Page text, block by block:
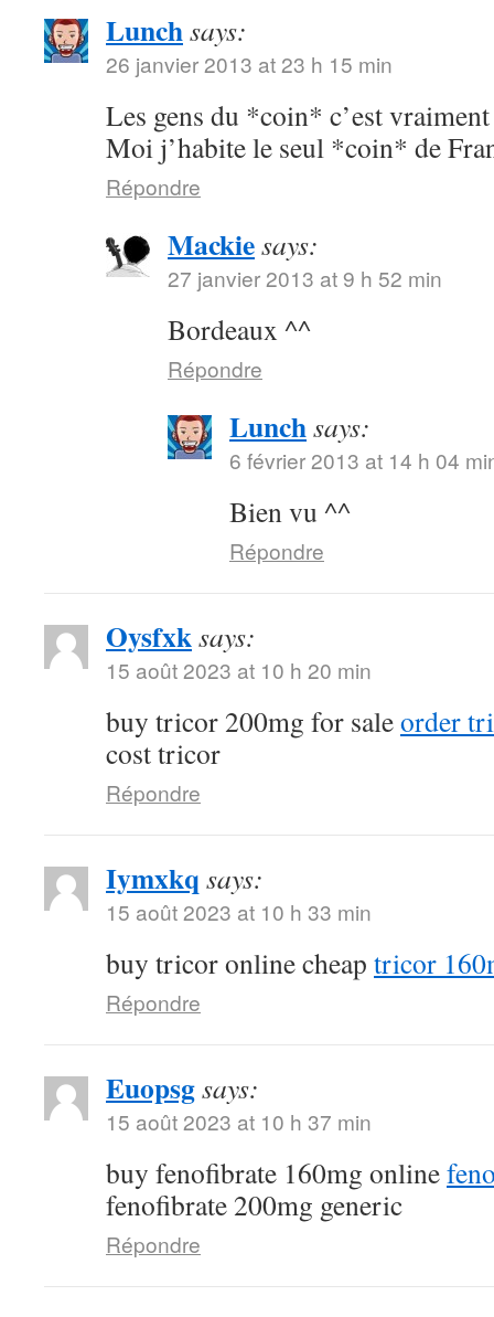
Lunchsays:
26 janvier 2013 at 23 h 15 min
Les gens du *coin* c’est
Moi j’habite le seul *coin* de
Répondre
Mackiesays:
27 janvier 2013 at 9 h 52 min
Bordeaux ^^
Répondre
Lunchsays:
6 février 2013 at 14 h 04
Bien vu ^^
Répondre
Oysfxksays:
15 août 2023 at 10 h 20 min
buy tricor 200mg for saleorder
cost tricor
Répondre
Iymxkq says:
15 août 2023 at 10 h 33 min
buy tricor online cheap tricor
Répondre
Euopsgsays:
15 août 2023 at 10 h 37 min
buy fenofibrate 160mg online
fenofibrate 200mg generic
Répondre